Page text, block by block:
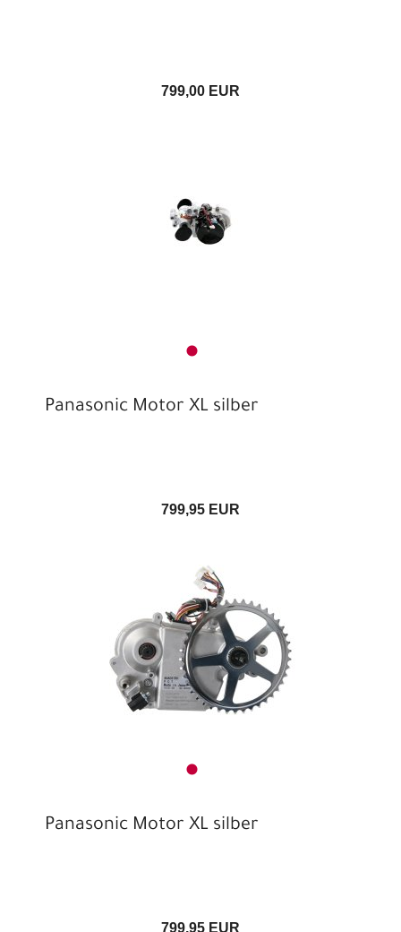
799,00 EUR
Panasonic Motor XL silber
799,95 EUR
Panasonic Motor XL silber
799,95 EUR